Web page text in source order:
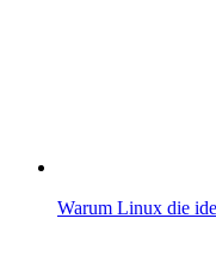
Warum Linux die